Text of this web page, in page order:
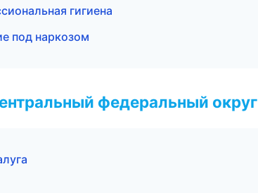
гигиена
под наркозом
федеральный округ